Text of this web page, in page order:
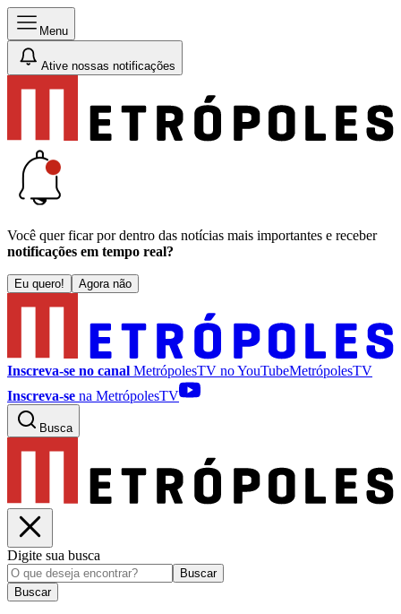
Menu
Ative nossas notificações
Você quer ficar por dentro das notícias mais importantes e receber
notificações em tempo real?
Eu quero! Agora não
Inscreva-se no canal MetrópolesTV noYouTubeMetrópolesTV
Inscreva-se na MetrópolesTV
Busca
Digite sua busca
Buscar
Buscar